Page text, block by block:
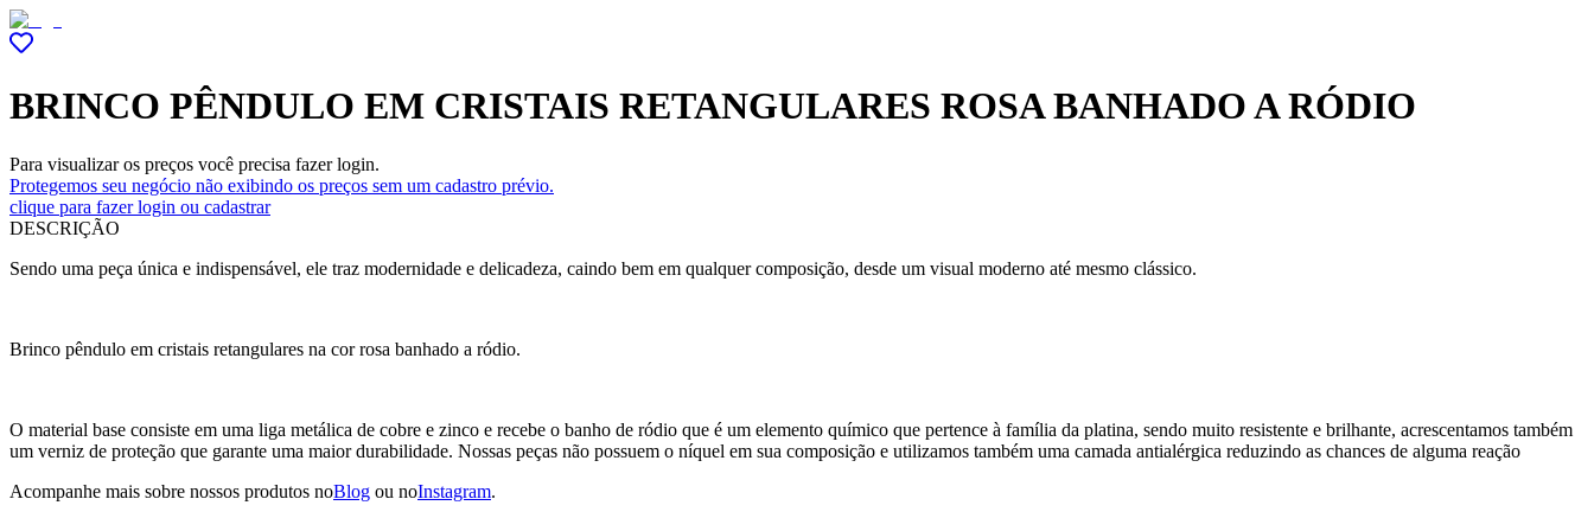
BRINCO PÊNDULO EM CRISTAIS RETANGULARES ROSA BANHADO A RÓDIO
Para visualizar os preços você precisa fazer login.
Protegemos seu negócio não exibindo os preços sem um cadastro prévio.
clique para fazer login ou cadastrar
DESCRIÇÃO
Sendo uma peça única e indispensável, ele traz modernidade e delicadeza, caindo bem em qualquer composição, desde um visual moderno até mesmo clássico.
Brinco pêndulo em cristais retangulares na cor rosa banhado a ródio.
O material base consiste em uma liga metálica de cobre e zinco e recebe o banho de ródio que é um elemento químico que pertence à família da platina, sendo muito resistente e brilhante, acrescentamos também
um verniz de proteção que garante uma maior durabilidade. Nossas peças não possuem o níquel em sua composição e utilizamos também uma camada antialérgica reduzindo as chances de alguma reação
Acompanhe mais sobre nossos produtos noBlog ou noInstagram.